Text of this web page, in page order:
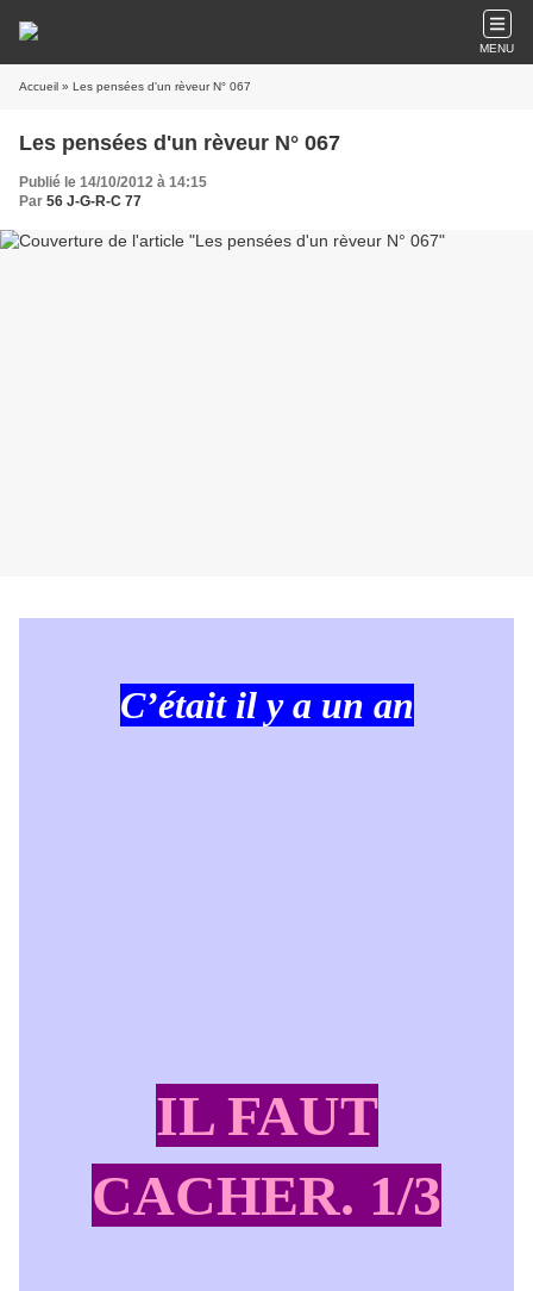
MENU
Accueil » Les pensées d'un rèveur N° 067
Les pensées d'un rèveur N° 067
Publié le 14/10/2012 à 14:15
Par 56 J-G-R-C 77
C’était il y a un an
IL FAUT
CACHER. 1/3